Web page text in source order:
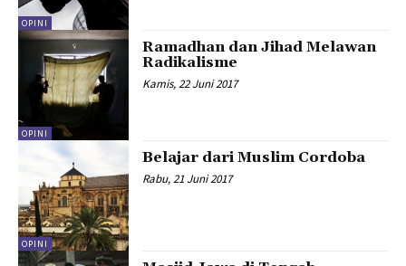
OPINI
OPINI
Ramadhan dan Jihad Melawan
Radikalisme
Kamis, 22 Juni 2017
OPINI
Belajar dari Muslim Cordoba
Rabu, 21 Juni 2017